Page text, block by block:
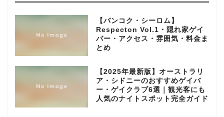
【バンコク・シーロム】
Respecton Vol.1・隠れ家ゲイ
バー・アクセス・雰囲気・料金ま
とめ
【2025年最新版】オーストラリ
ア・シドニーのおすすめゲイバ
ー・ゲイクラブ6選｜観光客にも
人気のナイトスポット完全ガイド